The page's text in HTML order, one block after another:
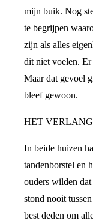
mijn buik. Nog
te begrijpen
zijn als alles
dit niet voelen.
Maar dat gevoel
bleef gewoon.
HET
In beide huizen
tandenborstel en
ouders wilden
stond nooit
best deden om